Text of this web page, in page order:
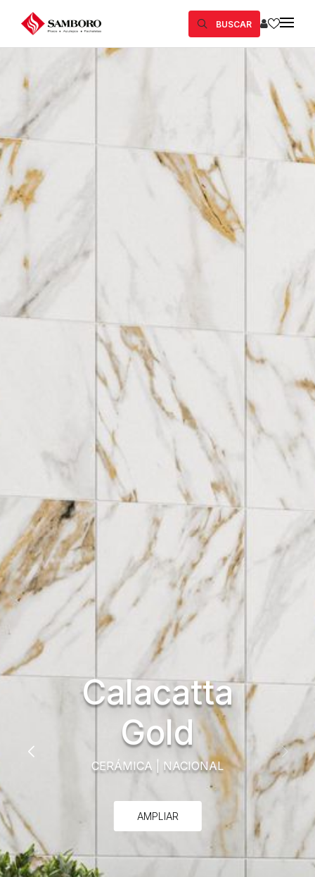
BUSCAR
Calacatta
Gold
CERÁMICA NACIONAL
AMPLIAR